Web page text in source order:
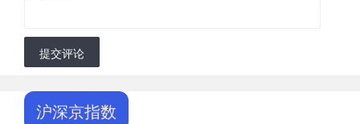
提交评论
沪深京指数